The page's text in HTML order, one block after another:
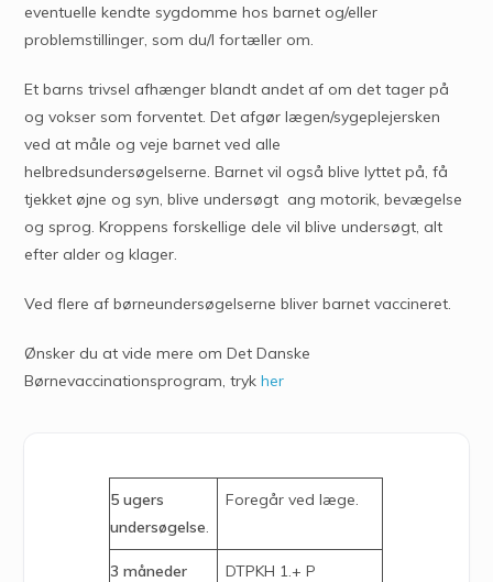
eventuelle kendte sygdomme hos barnet og/eller
problemstillinger, som du/I fortæller om.
Et barns trivsel afhænger blandt andet af om det tager på
og vokser som forventet. Det afgør lægen/sygeplejersken
ved at måle og veje barnet ved alle
helbredsundersøgelserne. Barnet vil også blive lyttet på, få
tjekket øjne og syn, blive undersøgt ang motorik, bevægelse
og sprog. Kroppens forskellige dele vil blive undersøgt, alt
efter alder og klager.
Ved flere af børneundersøgelserne bliver barnet vaccineret.
Ønsker du at vide mere om Det Danske
Børnevaccinationsprogram, trykher
5 ugers
undersøgelse
Foregår ved læge.
3 måneder
DTPKH 1.+ P